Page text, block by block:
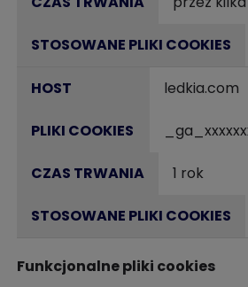
ledkia.com
1 rok
Funkcjonalne pliki cookies